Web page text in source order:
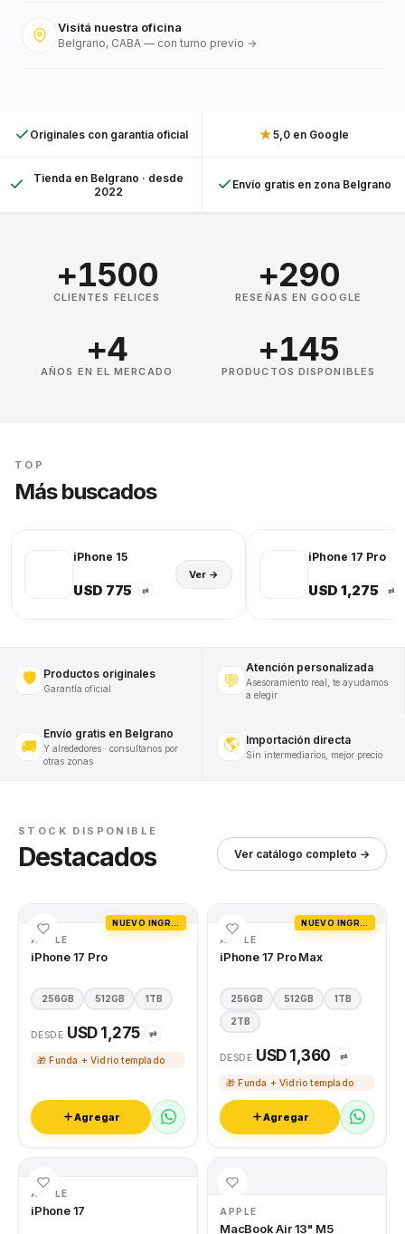
Visitá nuestra oficina
Belgrano, CABA — con turno previo →
Originales con garantía oficial ★5,0 en Google
Tienda en Belgrano · desde
2022
Envío gratis en zona Belgrano
+1500
CLIENTES FELICES
+290
RESEÑAS EN GOOGLE
+4
AÑOS EN EL MERCADO
+145
PRODUCTOS DISPONIBLES
TOP
Más buscados
iPhone 15
USD 775 ⇄
Ver →
iPhone 17 Pro
USD 1,275 ⇄
🛡️ Productos originales
Garantía oficial 💬
Atención personalizada
Asesoramiento real, te ayudamos
a elegir
🚚
Envío gratis en Belgrano
Y alrededores · consultanos por
otras zonas
🌎 Importación directa
Sin intermediarios, mejor precio
STOCK DISPONIBLE
Destacados Ver catálogo completo →
APPLE
iPhone 17 Pro
256GB 512GB 1TB
DESDE USD 1,275 ⇄
🎁 Funda + Vidrio templado
Agregar
APPLE
iPhone 17 Pro Max
256GB 512GB 1TB
2TB
DESDE USD 1,360 ⇄
🎁 Funda + Vidrio templado
Agregar
APPLE
iPhone 17 APPLE
MacBook Air 13" M5